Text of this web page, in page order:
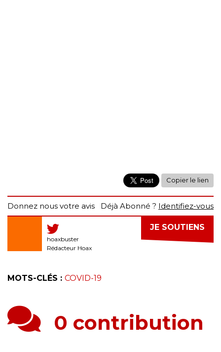
Copier le lien
Donnez nous votre avis Déjà Abonné ? Identifiez-vous
JE SOUTIENS
hoaxbuster
Rédacteur Hoax
MOTS-CLÉS : COVID-19
0 contribution